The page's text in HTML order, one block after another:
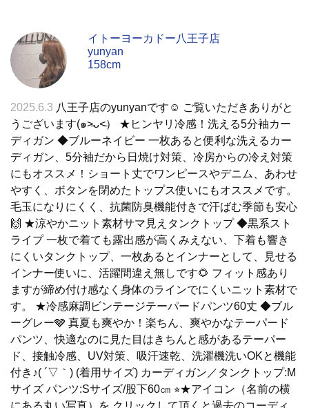
イトーヨーカドー八王子店
yunyan
158cm
2025.6.3 八王子店のyunyanです☺︎ ご覧いただきありがと
うございます(๑˃̵ᴗ˂̵） ★ヒンヤリ冷感！洗える5分袖カー
ディガン ◆ブルーネイビー 一枚あると便利な洗えるカー
ディガン、5分袖だから日焼け対策、冷房からの冷え対策
にもオススメ！ショート丈でワンピースやデニム、あわせ
やすく、ボタンを閉めたトップス使いにもオススメです。
毛玉になりにくく、抗菌防臭機能付きで汗ばむ季節も安心
🙌 ★涼やかニット素材サマ見えタンクトップ ◆黒系スト
ライプ 一枚で着ても露出感が高くみえない、下着も響き
にくいタンクトップ、一枚あるとインナーとして、見せる
インナー使いに、活躍間違え無しです🌻 フィット感あり
ますが締め付け感なく身体のラインでにくいニット素材で
す。 ★冷感麻調ビンテージテーパードパンツ60丈 ◆ブル
ーグレー🩶 真夏も爽やか！楽ちん、爽やかなテーパード
パンツ、快適なのに見た目はきちんと感があるテーパー
ド、接触冷感、UV対策、吸汗速乾、洗濯機洗いOKと機能
付き♪( ´▽｀) (着用サイズ) カーディガン／タンクトップ:M
サイズ パンツ:Sサイズ/股下60㎝ ⭐︎★アイコン（名前の横